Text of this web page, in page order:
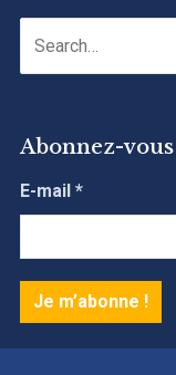
Abonnez-vous
E-mail *